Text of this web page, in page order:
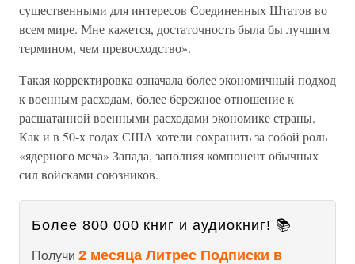
существенными для интересов Соединенных Штатов во
всем мире. Мне кажется, достаточность была бы лучшим
термином, чем превосходство».
Такая корректировка означала более экономичный подход
к военным расходам, более бережное отношение к
расшатанной военными расходами экономике страны.
Как и в 50-х годах США хотели сохранить за собой роль
«ядерного меча» Запада, заполняя компонент обычных
сил войсками союзников.
Более 800 000 книг и аудиокниг! 📚
Получи 2 месяца Литрес Подписки в